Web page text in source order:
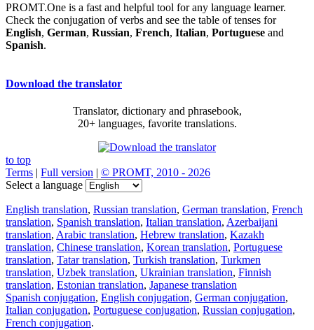
PROMT.One is a fast and helpful tool for any language learner.
Check the conjugation of verbs and see the table of tenses for
English, German, Russian, French, Italian, Portuguese and
Spanish.
Download the translator
Translator, dictionary and phrasebook,
20+ languages, favorite translations.
to top
Terms | Full version | © PROMT, 2010 - 2026
Select a language
English translation, Russian translation, German translation, French
translation, Spanish translation, Italian translation, Azerbaijani
translation, Arabic translation, Hebrew translation, Kazakh
translation, Chinese translation, Korean translation, Portuguese
translation, Tatar translation, Turkish translation, Turkmen
translation, Uzbek translation, Ukrainian translation, Finnish
translation, Estonian translation, Japanese translation
Spanish conjugation, English conjugation, German conjugation,
Italian conjugation, Portuguese conjugation, Russian conjugation,
French conjugation.